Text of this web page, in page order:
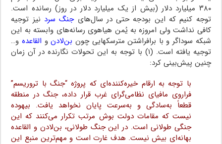
۳۸۰ میلیارد دلار (بیش از یک میلیارد دلار در روز) رسانده است.
توجه کنیم که این بودجه حتی در سال‌هایجنگ سرد نیز توجیه
کافی نداشت ولی امروزه به یُمن هیاهوی رسانه‌های وابسته به این
شبکه سوداگر و با برافراشتن مترسک‎هایی چون
بن‌لادنو القاعده و…
توجیه یافته است. (۱) با توجه به این تحولات نگارنده در آن زمان
چنین پیش‌بینی کرد:
با توجه به ارقام خیره‌کننده‌ای که پروژه “جنگ با تروریسم”
فراروی مافیای نظامی‌گرای غرب قرار داده،‌ جنگ در منطقه
قطعاً به‌سادگی و به‌سرعت پایان نخواهد یافت. بیهوده
نیست که مقامات دولت بوش مرتب تکرار می‌کنند که این
جنگی طولانی است. در این جنگ طولانی،‌ بن‌لادن و القاعده
بهانه‌ای بیش نیست. هدف غارت است و مهم‌ترین منبع این